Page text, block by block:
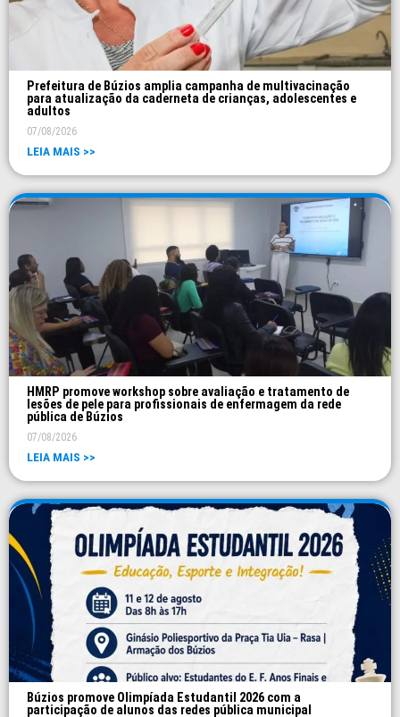
Prefeitura de Búzios amplia campanha de multivacinação
para atualização da caderneta de crianças, adolescentes e
adultos
07/08/2026
LEIA MAIS >>
HMRP promove workshop sobre avaliação e tratamento de
lesões de pele para profissionais de enfermagem da rede
pública de Búzios
07/08/2026
LEIA MAIS >>
Búzios promove Olimpíada Estudantil 2026 com a
participação de alunos das redes pública municipal